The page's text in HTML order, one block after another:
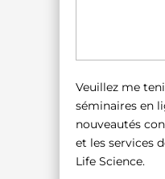
Veuillez me
séminaires en
nouveautés
et les services
Life Science.